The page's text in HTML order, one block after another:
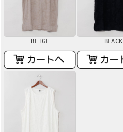
BEIGE BLACK